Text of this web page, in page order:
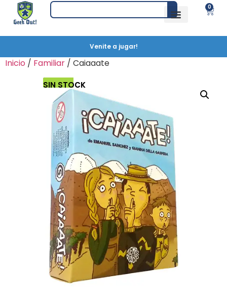
0
Venite a jugar!
Inicio / Familiar / Caiaaate
SIN STOCK